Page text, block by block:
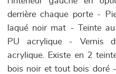
derrière chaque porte -
laqué noir mat - Teinte
PU acrylique - Vernis
acrylique. Existe en 2
bois noir et tout bois doré